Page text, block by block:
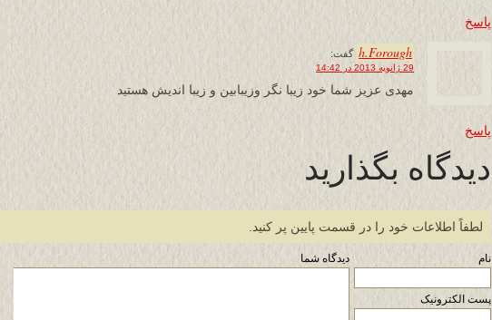
پاسخ
h.Forough گفت:
29 ژانویه 2013 در 14:42
مهدی عزیز شما خود زیبا نگر وزیبابین و زیبا اندیش هستید
پاسخ
دیدگاه بگذارید
لطفاً اطلاعات خود را در قسمت پایین پر کنید.
نام
پست الکترونیک
دیدگاه شما